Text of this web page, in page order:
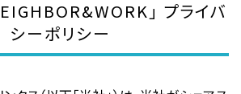
」 プライバ
シーポリシー